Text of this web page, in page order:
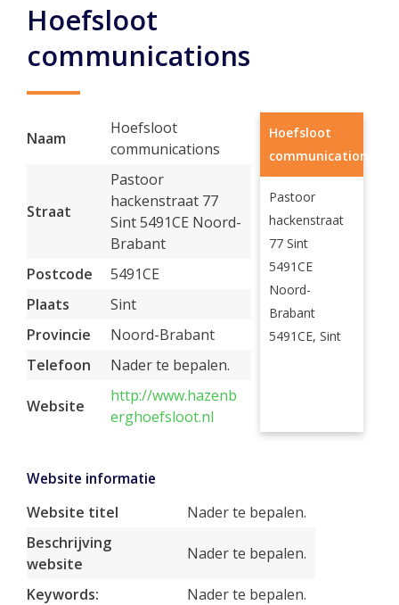
Hoefsloot
communications
Naam
Hoefsloot
communications
Straat
Pastoor
hackenstraat 77
Sint 5491CE Noord-
Brabant
Postcode
5491CE
Plaats
Sint
Provincie
Noord-Brabant
Telefoon
Nader te bepalen.
Website
http://www.hazenb
erghoefsloot.nl
Hoefsloot
communications
Pastoor
hackenstraat
77 Sint
5491CE
Noord-
Brabant
5491CE, Sint
Website informatie
Website titel
Nader te bepalen.
Beschrijving
website
Nader te bepalen.
Keywords: Nader te bepalen.